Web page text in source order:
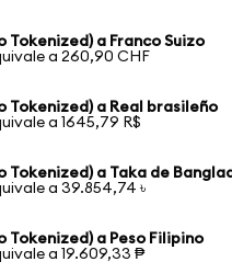
Tokenized) a Franco Suizo
a 260,90 CHF
Tokenized) a Real brasileño
a 1645,79 R$
Tokenized) a Taka de
a 39.854,74 ৳
Tokenized) a Peso Filipino
a 19.609,33 ₱